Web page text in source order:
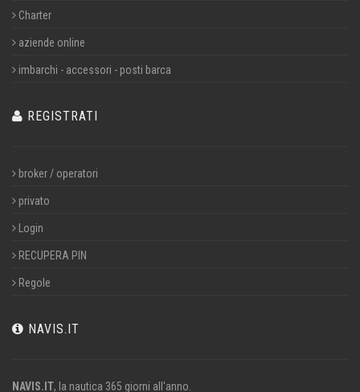
Charter
aziende online
imbarchi - accessori - posti barca
REGISTRATI
broker / operatori
privato
Login
RECUPERA PIN
Regole
NAVIS.IT
NAVIS.IT, la nautica 365 giorni all'anno.